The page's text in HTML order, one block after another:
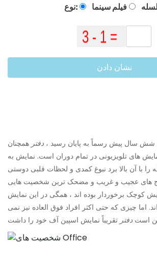
نوع: فیلم سینما
نشان دادن
شش سال پیش رسماً به پایان رسید ، دفتر همچنان
های تلویزیونی در تمام دوران است. نمایش به
را با آن بالا برد نبوغ کمدی و لحظات قلبی دوستی
های عجیب و غریب و مضحک ترین شخصیت هایی
کوچک برخوردار بوده اند ، همگی در این نمایش
اما چیزی که حتی اکثر افراد فوق العاده نیز نمی
است دفتر